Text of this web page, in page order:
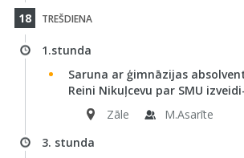
18 TREŠDIENA
1.stunda
Saruna ar ģimnāzijas
Reini Nikuļcevu par SMU
Zāle
M.Asarīte
3. stunda